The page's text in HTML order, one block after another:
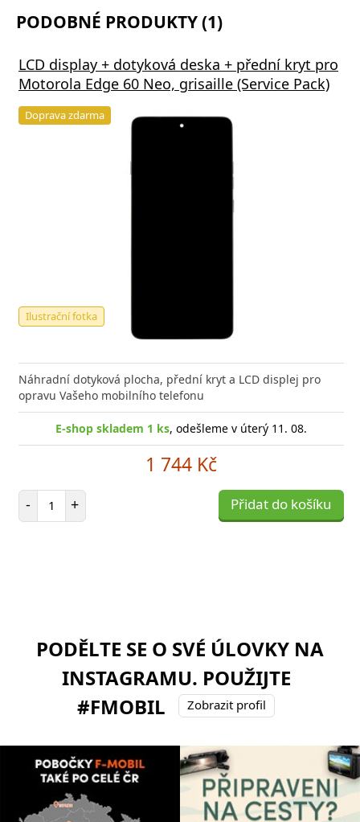
PODOBNÉ PRODUKTY (1)
LCD display + dotyková deska + přední kryt pro
Motorola Edge 60 Neo, grisaille (Service Pack)
Doprava zdarma
Ilustrační fotka
Náhradní dotyková plocha, přední kryt a LCD displej pro
opravu Vašeho mobilního telefonu
E-shop skladem 1 ks, odešleme v úterý 11. 08.
1 744 Kč
- Počet položek
+ Přidat do košíku
PODĚLTE SE O SVÉ ÚLOVKY NA
INSTAGRAMU. POUŽIJTE
#FMOBIL
Zobrazit profil